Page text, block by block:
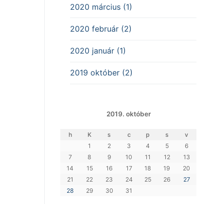
2020 március (1)
2020 február (2)
2020 január (1)
2019 október (2)
2019. október
h K s c p s
v
1
2 3 4 5
6
7
8 9 10 11 12
13
14
15 16 17 18 19
20
21
22 23 24 25 26
27
28
29 30 31